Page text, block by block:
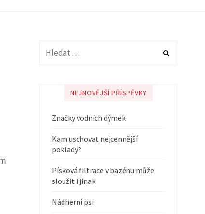
NEJNOVĚJŠÍ PŘÍSPĚVKY
Značky vodních dýmek
Kam uschovat nejcennější
poklady?
Písková filtrace v bazénu může
sloužit i jinak
Nádherní psi